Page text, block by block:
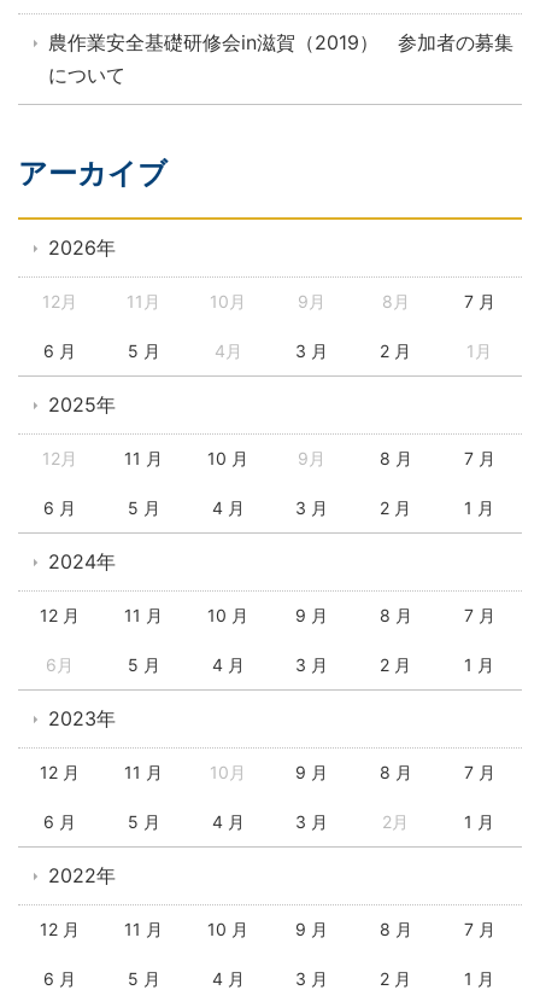
農作業安全基礎研修会in滋賀（2019） 参加者の募集
について
アーカイブ
2026年
12月 11月 10月 9月 8月 7 月
6 月 5 月 4月 3 月 2 月 1月
2025年
12月 11 月 10 月 9月 8 月 7 月
6 月 5 月 4 月 3 月 2 月 1 月
2024年
12 月 11 月 10 月 9 月 8 月 7 月
6月 5 月 4 月 3 月 2 月 1 月
2023年
12 月 11 月 10月 9 月 8 月 7 月
6 月 5 月 4 月 3 月 2月 1 月
2022年
12 月 11 月 10 月 9 月 8 月 7 月
6 月 5 月 4 月 3 月 2 月 1 月